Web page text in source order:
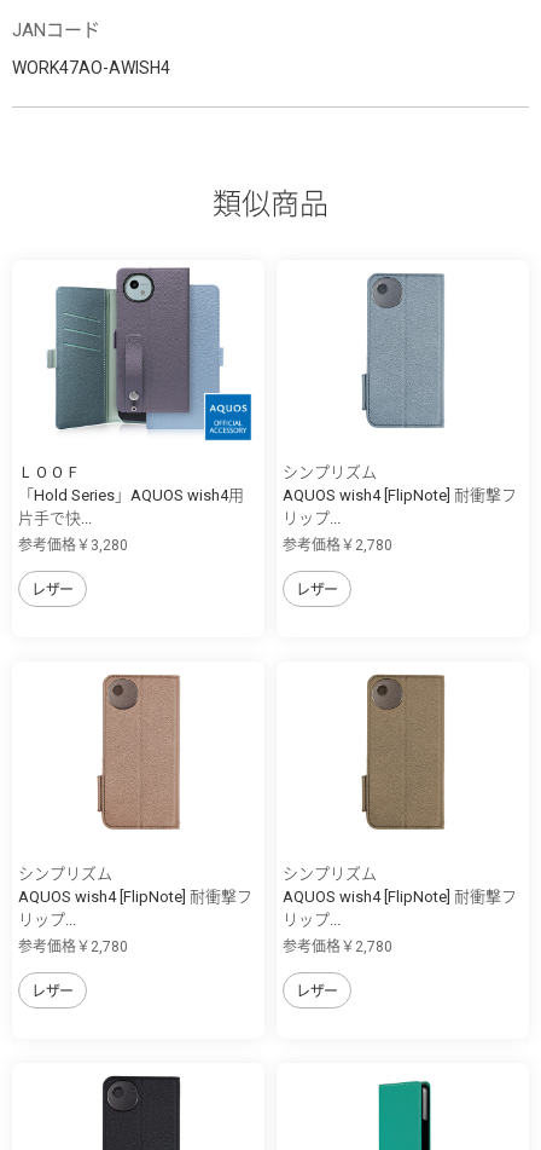
JANコード
WORK47AO-AWISH4
類似商品
ＬＯＯＦ
「Hold Series」AQUOS wish4用
片手で快...
参考価格￥3,280
レザー
シンプリズム
AQUOS wish4 [FlipNote] 耐衝撃フ
リップ...
参考価格￥2,780
レザー
シンプリズム
AQUOS wish4 [FlipNote] 耐衝撃フ
リップ...
参考価格￥2,780
レザー
シンプリズム
AQUOS wish4 [FlipNote] 耐衝撃フ
リップ...
参考価格￥2,780
レザー